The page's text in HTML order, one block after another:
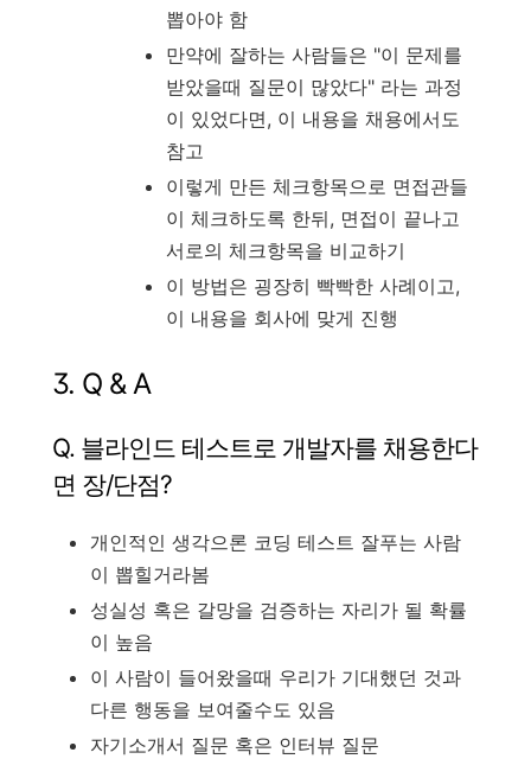
뽑아야 함
만약에 잘하는 사람들은 "이 문제를
받았을때 질문이 많았다" 라는 과정
이 있었다면, 이 내용을 채용에서도
참고
이렇게 만든 체크항목으로 면접관들
이 체크하도록 한뒤, 면접이 끝나고
서로의 체크항목을 비교하기
이 방법은 굉장히 빡빡한 사례이고,
이 내용을 회사에 맞게 진행
3. Q & A
Q. 블라인드 테스트로 개발자를 채용한다
면 장/단점?
개인적인 생각으론 코딩 테스트 잘푸는 사람
이 뽑힐거라봄
성실성 혹은 갈망을 검증하는 자리가 될 확률
이 높음
이 사람이 들어왔을때 우리가 기대했던 것과
다른 행동을 보여줄수도 있음
자기소개서 질문 혹은 인터뷰 질문